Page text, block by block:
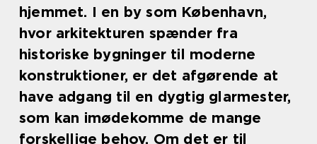
hjemmet. I en by som København,
hvor arkitekturen spænder fra
historiske bygninger til moderne
konstruktioner, er det afgørende at
have adgang til en dygtig glarmester,
som kan imødekomme de mange
forskellige behov. Om det er til